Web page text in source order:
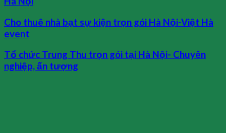
Cho thuê nhà bạt sự kiện trọn gói Hà Nội-Việt Hà
event
Tổ chức Trung Thu trọn gói tại Hà Nội- Chuyên
nghiệp, ấn tượng